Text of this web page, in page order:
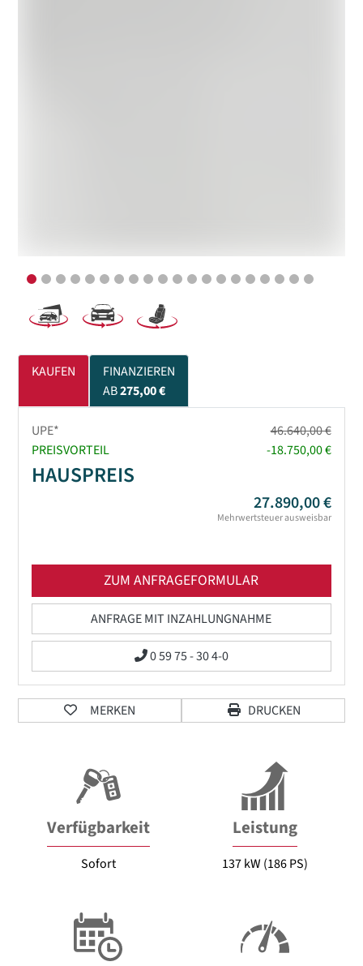
KAUFEN
FINANZIEREN
AB275,00 €
UPE*
46.640,00 €
PREISVORTEIL
-18.750,00 €
HAUSPREIS
27.890,00 €
Mehrwertsteuer ausweisbar
ZUM ANFRAGEFORMULAR
ANFRAGE MIT INZAHLUNGNAHME
0 59 75 - 30 4-0
MERKEN DRUCKEN
Verfügbarkeit
Sofort
Leistung
137 kW (186 PS)